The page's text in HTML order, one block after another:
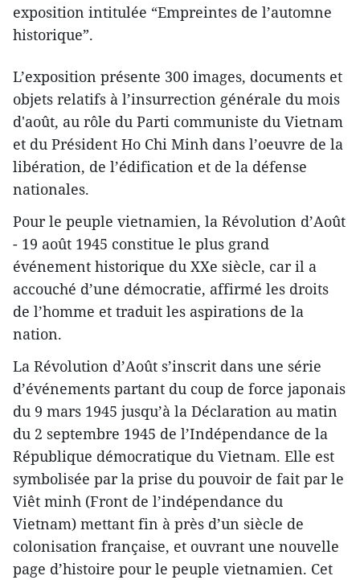
exposition intitulée “Empreintes de l’automne
historique”.
L’exposition présente 300 images, documents et
objets relatifs à l’insurrection générale du mois
d'août, au rôle du Parti communiste du Vietnam
et du Président Ho Chi Minh dans l’oeuvre de la
libération, de l’édification et de la défense
nationales.
Pour le peuple vietnamien, la Révolution d’Août
- 19 août 1945 constitue le plus grand
événement historique du XXe siècle, car il a
accouché d’une démocratie, affirmé les droits
de l’homme et traduit les aspirations de la
nation.
La Révolution d’Août s’inscrit dans une série
d’événements partant du coup de force japonais
du 9 mars 1945 jusqu’à la Déclaration au matin
du 2 septembre 1945 de l’Indépendance de la
République démocratique du Vietnam. Elle est
symbolisée par la prise du pouvoir de fait par le
Viêt minh (Front de l’indépendance du
Vietnam) mettant fin à près d’un siècle de
colonisation française, et ouvrant une nouvelle
page d’histoire pour le peuple vietnamien. Cet